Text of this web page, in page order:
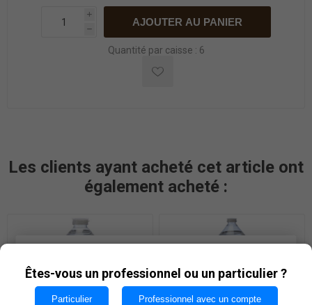
i
h
AJOUTER AU PANIER
Quantité par caisse : 6
Les clients ayant acheté cet article ont
également acheté :
utilisant nos services, vous acceptez notre utilisation
des cookies.
Êtes-vous un professionnel ou un particulier ?
Particulier Professionnel avec un compte